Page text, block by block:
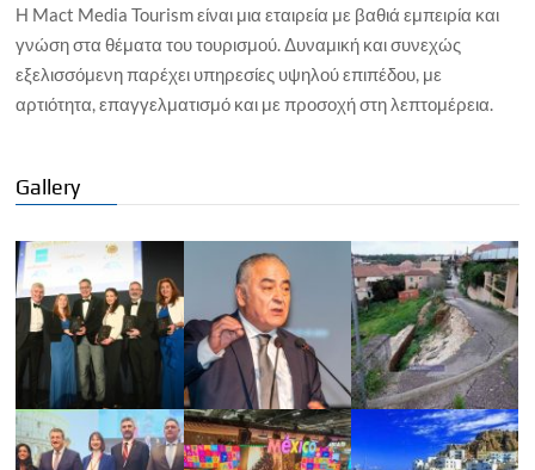
Η Mact Media Tourism είναι μια εταιρεία με βαθιά εμπειρία και
γνώση στα θέματα του τουρισμού. Δυναμική και συνεχώς
εξελισσόμενη παρέχει υπηρεσίες υψηλού επιπέδου, με
αρτιότητα, επαγγελματισμό και με προσοχή στη λεπτομέρεια.
Gallery